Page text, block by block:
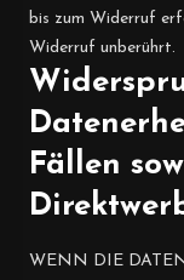
bis zum Widerruf
Widerruf unberührt.
Fällen
WENN DIE